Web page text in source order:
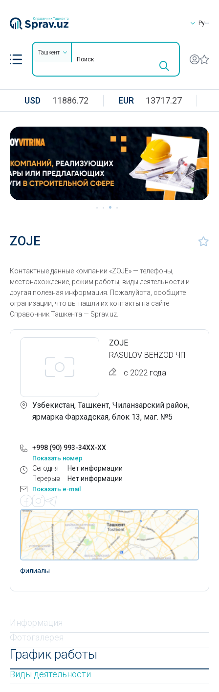
Ру
Ташкент
USD 11886.72 EUR 13717.27
ZOJE
Контактные данные компании «ZOJE» — телефоны,
местонахождение, режим работы, виды деятельности и
другая полезная информация. Пожалуйста, сообщите
огранизации, что вы нашли их контакты на сайте
Справочник Ташкента — Sprav.uz.
ZOJE
RASULOV BEHZOD ЧП
с 2022 года
Узбекистан, Ташкент, Чиланзарский район,
ярмарка Фархадская, блок 13, маг. №5
+998 (90) 993-34XX-XX
Показать номер
Сегодня
Перерыв
Нет информации
Нет информации
Показать e-mail
Филиалы
Информация
Фотогалерея
График работы
Виды деятельности